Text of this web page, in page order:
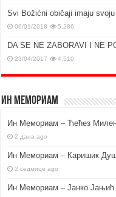
Svi Božićni običaji imaju
06/01/2018 5,286
DA SE NE ZABORAVI I NE
23/04/2017 4,510
Ин Мемориам
Ин Мемориам – Ћећез
2 дана ago
Ин Мемориам – Каришик
2 седмице ago
Ин Мемориам – Јанко Јањић